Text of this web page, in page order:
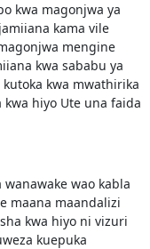
kwa magonjwa ya
kama vile
mengine
kwa sababu ya
kwa mwathirika
hiyo Ute una faida
wao kabla
maana maandalizi
kwa hiyo ni vizuri
kuepuka